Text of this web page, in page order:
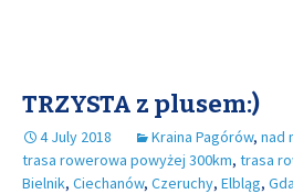
TRZYSTA z plusem:)
4 July 2018 Kraina Pagórów, nad
trasa rowerowa powyżej 300km, trasa
Bielnik, Ciechanów, Czeruchy, Elbląg,